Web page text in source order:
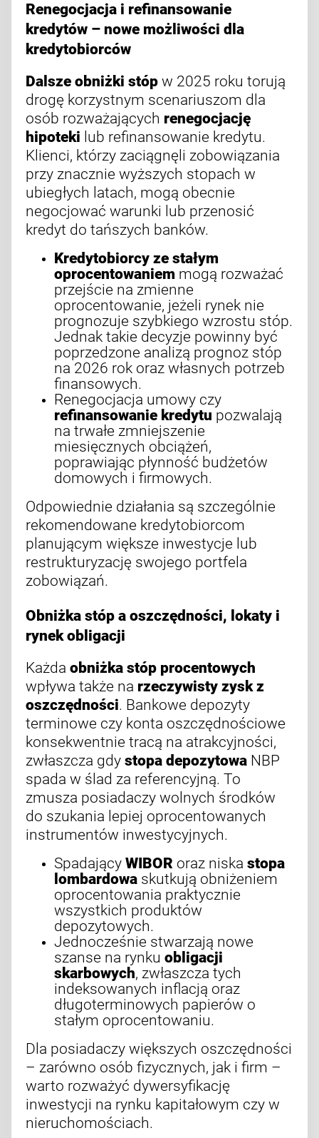
Renegocjacja i refinansowanie
kredytów – nowe możliwości dla
kredytobiorców
Dalsze obniżki stóp w 2025 roku torują
drogę korzystnym scenariuszom dla
osób rozważających renegocjację
hipoteki lub refinansowanie kredytu.
Klienci, którzy zaciągnęli zobowiązania
przy znacznie wyższych stopach w
ubiegłych latach, mogą obecnie
negocjować warunki lub przenosić
kredyt do tańszych banków.
Kredytobiorcy ze stałym
oprocentowaniem mogą rozważać
przejście na zmienne
oprocentowanie, jeżeli rynek nie
prognozuje szybkiego wzrostu stóp.
Jednak takie decyzje powinny być
poprzedzone analizą prognoz stóp
na 2026 rok oraz własnych potrzeb
finansowych.
Renegocjacja umowy czy
refinansowanie kredytu pozwalają
na trwałe zmniejszenie
miesięcznych obciążeń,
poprawiając płynność budżetów
domowych i firmowych.
Odpowiednie działania są szczególnie
rekomendowane kredytobiorcom
planującym większe inwestycje lub
restrukturyzację swojego portfela
zobowiązań.
Obniżka stóp a oszczędności, lokaty i
rynek obligacji
Każda obniżka stóp procentowych
wpływa także na rzeczywisty zysk z
oszczędności. Bankowe depozyty
terminowe czy konta oszczędnościowe
konsekwentnie tracą na atrakcyjności,
zwłaszcza gdy stopa depozytowa NBP
spada w ślad za referencyjną. To
zmusza posiadaczy wolnych środków
do szukania lepiej oprocentowanych
instrumentów inwestycyjnych.
Spadający WIBOR oraz niska stopa
lombardowa skutkują obniżeniem
oprocentowania praktycznie
wszystkich produktów
depozytowych.
Jednocześnie stwarzają nowe
szanse na rynku obligacji
skarbowych, zwłaszcza tych
indeksowanych inflacją oraz
długoterminowych papierów o
stałym oprocentowaniu.
Dla posiadaczy większych oszczędności
– zarówno osób fizycznych, jak i firm –
warto rozważyć dywersyfikację
inwestycji na rynku kapitałowym czy w
nieruchomościach.